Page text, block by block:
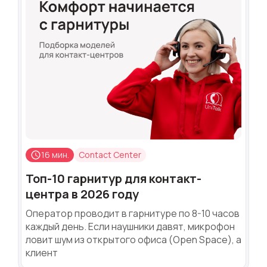
16 мин. Contact Center
Топ-10 гарнитур для контакт-
центра в 2026 году
Оператор проводит в гарнитуре по 8-10 часов
каждый день. Если наушники давят, микрофон
ловит шум из открытого офиса (Open Space), а
клиент